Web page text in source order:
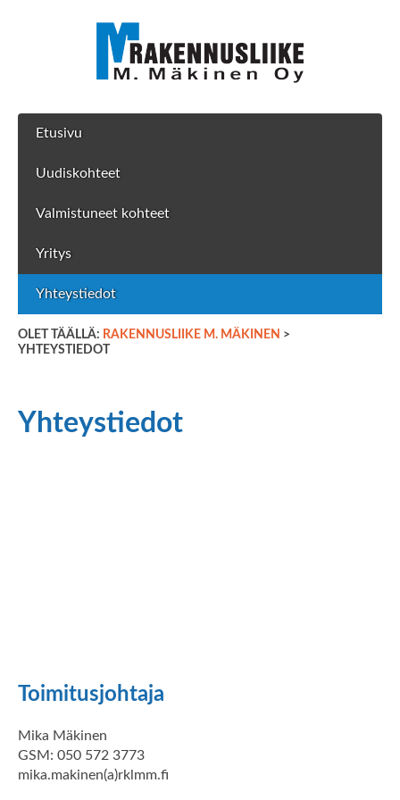
Etusivu
Uudiskohteet
Valmistuneet kohteet
Yritys
Yhteystiedot
OLET TÄÄLLÄ: RAKENNUSLIIKE M. MÄKINEN >
YHTEYSTIEDOT
Yhteystiedot
Toimitusjohtaja
Mika Mäkinen
GSM: 050 572 3773
mika.makinen(a)rklmm.fi